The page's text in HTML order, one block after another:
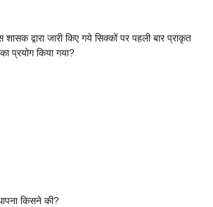
द्वारा जारी किए गये सिक्कों पर पहली बार प्राकृत
का प्रयोग किया गया?
किसने की?